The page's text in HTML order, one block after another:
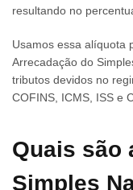
resultando no
Usamos essa alíquota
Arrecadação do
tributos devidos no
COFINS, ICMS, ISS e
Quais são
Simples